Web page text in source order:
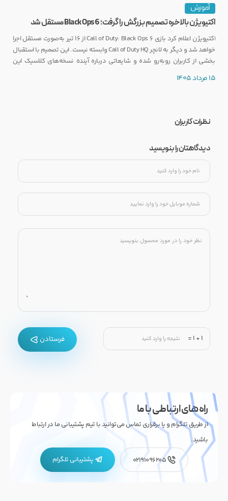
آموزش
اکتیویژن بالاخره تصمیم بزرگش را گرفت؛ Black Ops 6 مستقل شد
اکتیویژن اعلام کرد بازی Call of Duty: Black Ops 6 از ۱۶ تیر به‌صورت مستقل اجرا
خواهد شد و دیگر به لانچر Call of Duty HQ وابسته نیست. این تصمیم با استقبال
بخشی از کاربران روبه‌رو شده و شایعاتی درباره آینده نسخه‌های کلاسیک این
15 مرداد 1405
نظرات کاربران
دیدگاهتان را بنویسید
1
+
1
= فرستادن
راه های ارتباطی با ما
از طریق تلگرام و یا برقراری تماس می‌توانید با تیم پشتیبانی ما در ارتباط
باشید.
02191096205
پشتیبانی تلگرام